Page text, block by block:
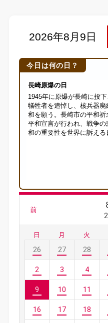
今日は何の日？